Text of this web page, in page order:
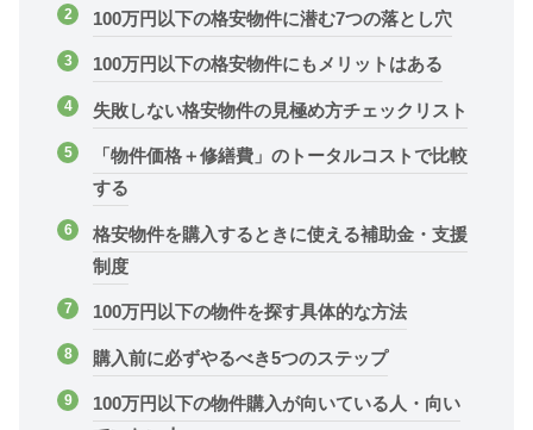
100万円以下の格安物件に潜む7つの落とし穴
100万円以下の格安物件にもメリットはある
失敗しない格安物件の見極め方チェックリスト
「物件価格＋修繕費」のトータルコストで比較
する
格安物件を購入するときに使える補助金・支援
制度
100万円以下の物件を探す具体的な方法
購入前に必ずやるべき5つのステップ
100万円以下の物件購入が向いている人・向い